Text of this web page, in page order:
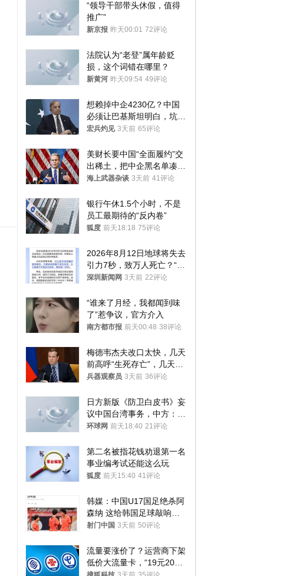
“领导干部带头休假，值得
推广”
新京报 昨天00:01 72评论
法院认为“老登”属年龄贬
损，这个词错在哪里？
新黄河 昨天09:54 49评论
想赖掉中企4230亿？中国
必须让巴基斯坦明白，坑中
国人钱的代价！
宏兵灼见 3天前 65评论
美财长要中国“全面履约”交
出稀土，把中企黑名单凑到
187家，中方做最坏打算
海上武器杂谈 3天前 41评论
银行午休1.5个小时，不是
员工最期待的“反内卷”
狐度 前天18:18 75评论
2026年8月12日地球将失去
引力7秒，致万人死亡？“该
说法是借日全食来制造恐
深圳新闻网 3天前 22评论
“谁来了月经，我都闻到味
了”惹争议，官方介入
南方都市报 前天00:48 38评论
梅德韦杰夫改口太快，几天
前高呼“生死存亡”，几天后
又换了一个说法
兵器观察员 3天前 36评论
日方新版《防卫白皮书》妄
议中国台湾事务，中方：强
烈不满、坚决反对，已向日
环球网 前天18:40 21评论
第二名被指花钱劝退第一名
事业编考试还能这么玩
狐度 前天15:40 41评论
韩媒：中国U17国足绝杀阿
森纳 这给韩国足球敲响了
警钟
射门中国 3天前 50评论
流量要涨价了？运营商下架
低价大流量卡，“19元200